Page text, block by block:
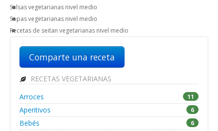
Salsas vegetarianas nivel medio
Sopas vegetarianas nivel medio
Recetas de seitan vegetarianas nivel medio
Comparte una receta
RECETAS VEGETARIANAS
Arroces
11
Aperitivos 6
Bebés 6